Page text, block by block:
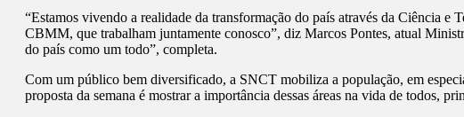
“Estamos vivendo a realidade da transformação do país através da Ciência
CBMM, que trabalham juntamente conosco”, diz Marcos Pontes, atual
do país como um todo”, completa.
Com um público bem diversificado, a SNCT mobiliza a população, em
proposta da semana é mostrar a importância dessas áreas na vida de todos,